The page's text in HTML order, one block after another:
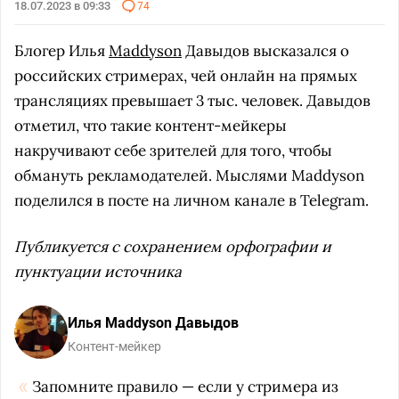
18.07.2023 в 09:33 74
Блогер ИльяMaddysonДавыдов высказался о
российских стримерах, чей онлайн на прямых
трансляциях превышает 3 тыс. человек. Давыдов
отметил, что такие контент-мейкеры
накручивают себе зрителей для того, чтобы
обмануть рекламодателей. Мыслями Maddyson
поделился в посте на личном канале в Telegram.
Публикуется с сохранением орфографии и
пунктуации источника
Илья Maddyson Давыдов
Контент-мейкер
Запомните правило — если у стримера из